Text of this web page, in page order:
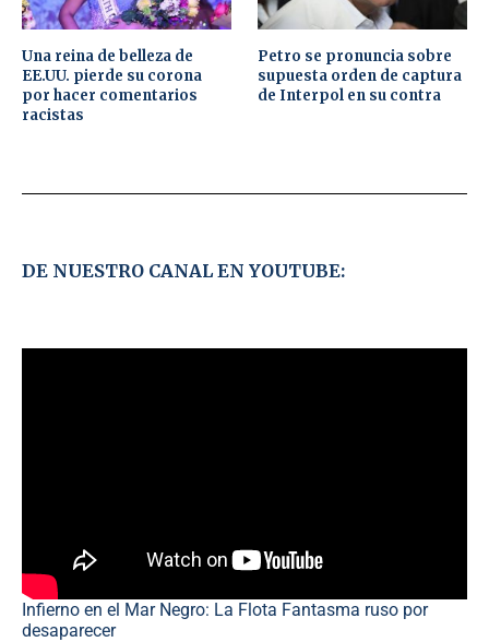
Una reina de belleza de
EE.UU. pierde su corona
por hacer comentarios
racistas
Petro se pronuncia sobre
supuesta orden de captura
de Interpol en su contra
DE NUESTRO CANAL EN YOUTUBE:
Infierno en el Mar Negro: La Flota Fantasma ruso por
desaparecer